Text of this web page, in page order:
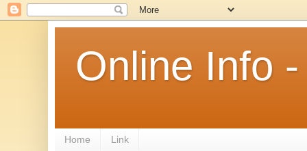
Online Info
Home Link